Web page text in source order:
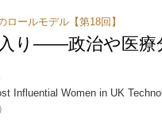
ロールモデル【第18回】
り――政治や医療
Influential Women in UK